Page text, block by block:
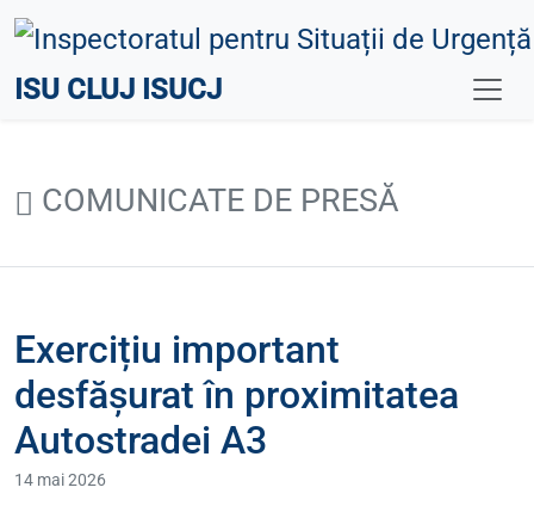
ISU CLUJ ISUCJ
COMUNICATE DE PRESĂ
Exercițiu important
desfășurat în proximitatea
Autostradei A3
14 mai 2026